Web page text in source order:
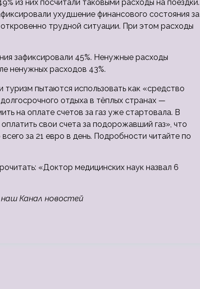
из них посчитали таковыми расходы на поездки.
ухудшение финансового состояния за
откровенно трудной ситуации. При этом расходы
зафиксировали 45%. Ненужные расходы
ненужных расходов 43%.
пытаются использовать как «средство
отдыха в тёплых странах —
на оплате счетов за газ уже стартовала. В
свои счета за подорожавший газ», что
за 21 евро в день. Подробности читайте по
«Доктор медицинских наук назвал 6
наш Канал новостей